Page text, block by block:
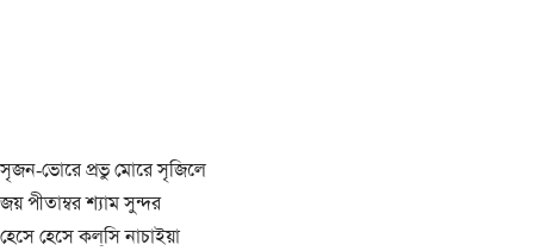
সৃজন-ভোরে প্রভু মোরে সৃজিলে
জয় পীতাম্বর শ্যাম সুন্দর
হেসে হেসে কল্‌সি নাচাইয়া